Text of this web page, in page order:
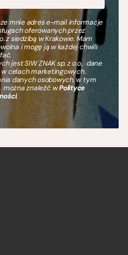
mnie adres e-mail informacje
oferowanych przez
z siedzibą w Krakowie. Mam
i mogę ją w każdej chwili
jest SIW ZNAK sp. z o.o., dane
celach marketingowych.
danych osobowych, w tym
można znaleźć wPolityce
.